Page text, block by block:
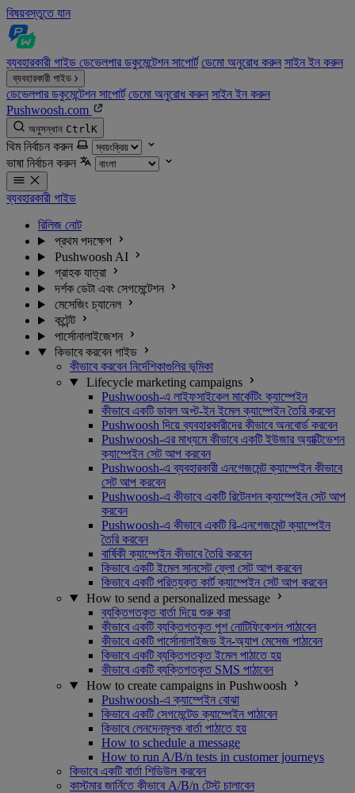
বিষয়বস্তুতে যান
ব্যবহারকারী গাইড ডেভেলপার ডকুমেন্টেশন সাপোর্ট ডেমো অনুরোধ করুন সাইন ইন করুন
ব্যবহারকারী গাইড
ডেভেলপার ডকুমেন্টেশন সাপোর্ট ডেমো অনুরোধ করুন সাইন ইন করুন
Pushwoosh.com
অনুসন্ধান CtrlK
থিম নির্বাচন করুন
ভাষা নির্বাচন করুন
ব্যবহারকারী গাইড
রিলিজ নোট
প্রথম পদক্ষেপ
Pushwoosh AI
গ্রাহক যাত্রা
দর্শক ডেটা এবং সেগমেন্টেশন
মেসেজিং চ্যানেল
কন্টেন্ট
পার্সোনালাইজেশন
কিভাবে করবেন গাইড
কীভাবে করবেন নির্দেশিকাগুলির ভূমিকা
Lifecycle marketing campaigns
Pushwoosh-এ লাইফসাইকেল মার্কেটিং ক্যাম্পেইন
কীভাবে একটি ডাবল অপ্ট-ইন ইমেল ক্যাম্পেইন তৈরি করবেন
Pushwoosh দিয়ে ব্যবহারকারীদের কীভাবে অনবোর্ড করবেন
Pushwoosh-এর মাধ্যমে কীভাবে একটি ইউজার অ্যাক্টিভেশন
ক্যাম্পেইন সেট আপ করবেন
Pushwoosh-এ ব্যবহারকারী এনগেজমেন্ট ক্যাম্পেইন কীভাবে
সেট আপ করবেন
Pushwoosh-এ কীভাবে একটি রিটেনশন ক্যাম্পেইন সেট আপ
করবেন
Pushwoosh-এ কীভাবে একটি রি-এনগেজমেন্ট ক্যাম্পেইন
তৈরি করবেন
বার্ষিকী ক্যাম্পেইন কীভাবে তৈরি করবেন
কিভাবে একটি ইমেল সানসেট ফ্লো সেট আপ করবেন
কিভাবে একটি পরিত্যক্ত কার্ট ক্যাম্পেইন সেট আপ করবেন
How to send a personalized message
ব্যক্তিগতকৃত বার্তা দিয়ে শুরু করা
কীভাবে একটি ব্যক্তিগতকৃত পুশ নোটিফিকেশন পাঠাবেন
কীভাবে একটি পার্সোনালাইজড ইন-অ্যাপ মেসেজ পাঠাবেন
কিভাবে একটি ব্যক্তিগতকৃত ইমেল পাঠাতে হয়
কীভাবে একটি ব্যক্তিগতকৃত SMS পাঠাবেন
How to create campaigns in Pushwoosh
Pushwoosh-এ ক্যাম্পেইন বোঝা
কিভাবে একটি সেগমেন্টেড ক্যাম্পেইন পাঠাবেন
কিভাবে লেনদেনমূলক বার্তা পাঠাতে হয়
How to schedule a message
How to run A/B/n tests in customer journeys
কিভাবে একটি বার্তা শিডিউল করবেন
কাস্টমার জার্নিতে কীভাবে A/B/n টেস্ট চালাবেন